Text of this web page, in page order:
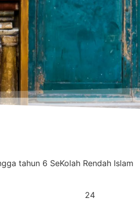
tahun 6 SeKolah Rendah Islam
24